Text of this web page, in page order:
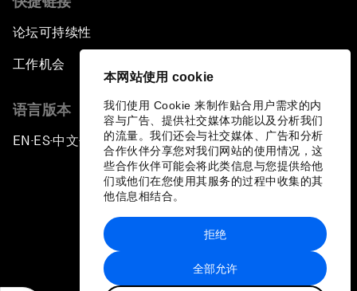
本网站使用 cookie
我们使用 Cookie 来制作贴合用户需求的内
容与广告、提供社交媒体功能以及分析我们
的流量。我们还会与社交媒体、广告和分析
合作伙伴分享您对我们网站的使用情况，这
些合作伙伴可能会将此类信息与您提供给他
们或他们在您使用其服务的过程中收集的其
他信息相结合。
全部允许
拒绝
论坛可持续性
工作机会
语言版本
EN ▪ ES▪中文▪ 日本語
站点地图